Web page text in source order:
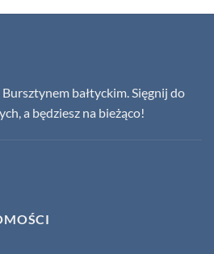
bałtyckim. Sięgnij do
a będziesz na bieżąco!